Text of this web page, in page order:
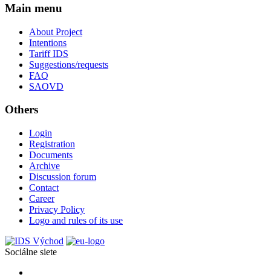
Main menu
About Project
Intentions
Tariff IDS
Suggestions/requests
FAQ
SAOVD
Others
Login
Registration
Documents
Archive
Discussion forum
Contact
Career
Privacy Policy
Logo and rules of its use
Sociálne siete